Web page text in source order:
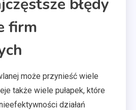
błędy
firm
może przynieść wiele
także wiele pułapek, które
działań